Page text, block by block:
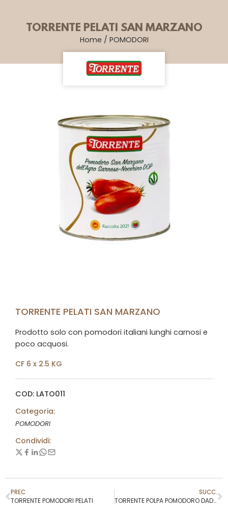
TORRENTE PELATI SAN MARZANO
Home / POMODORI
TORRENTE PELATI SAN MARZANO
Prodotto solo con pomodori italiani lunghi carnosi e
poco acquosi.
CF 6 x 2.5 KG
COD: LATO011
Categoria:
POMODORI
Condividi:
PREC
TORRENTE POMODORI PELATI
SUCC.
TORRENTE POLPA POMODORO DADINI